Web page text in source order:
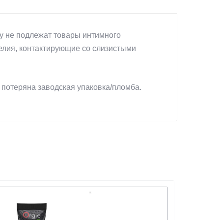
не подлежат товары интимного
контактирующие со слизистыми
заводская упаковка/пломба.